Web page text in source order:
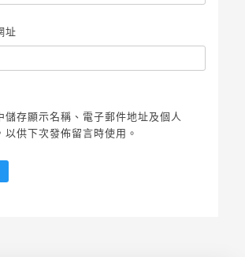
址
儲存顯示名稱、電子郵件地址及個人
以供下次發佈留言時使用。